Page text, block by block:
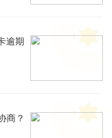
逾期
商？